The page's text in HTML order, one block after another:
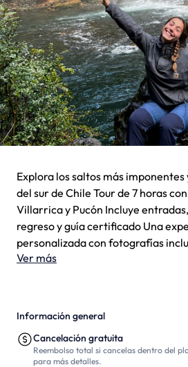
Explora los saltos más
del sur de Chile Tour de 7 horas
Villarrica y Pucón Incluye
regreso y guía certificado Una
personalizada con fotografías
Ver más
Información general
Cancelación gratuita
Reembolso total si cancelas dentro del
para más detalles.